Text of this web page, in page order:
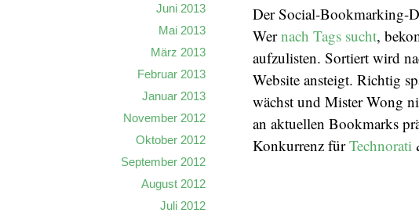
Der Social-Bookmarking-
Wernach Tags sucht,
aufzulisten. Sortiert wird
Website ansteigt. Richtig
wächst und Mister Wong
an aktuellen Bookmarks
Konkurrenz fürTechnorati
Juni 2013
Mai 2013
März 2013
Februar 2013
Januar 2013
November 2012
Oktober 2012
September 2012
August 2012
Juli 2012